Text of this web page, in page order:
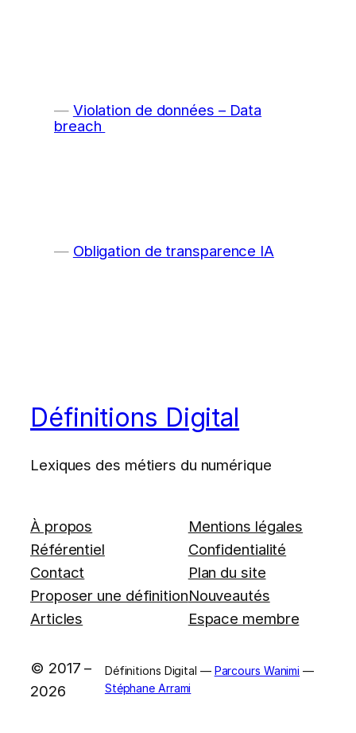
Violation de données – Data
breach
Obligation de transparence IA
Définitions Digital
Lexiques des métiers du numérique
À propos
Référentiel
Contact
Proposer une définition
Articles
Mentions légales
Confidentialité
Plan du site
Nouveautés
Espace membre
© 2017 –
2026
Définitions Digital — Parcours Wanimi —
Stéphane Arrami